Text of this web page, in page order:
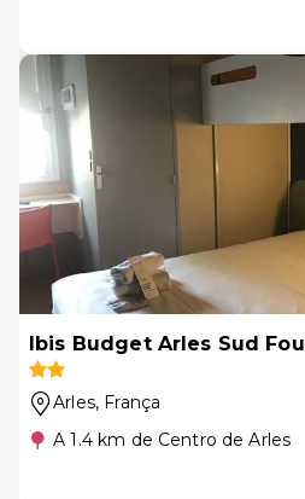
Ibis Budget Arles Sud
Arles, França
A 1.4 km de Centro de Arles